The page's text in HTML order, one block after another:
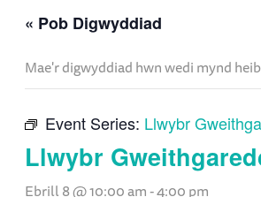
« Pob Digwyddiad
Mae'r digwyddiad hwn wedi mynd
Event Series: Llwybr
Llwybr
Ebrill 8 @ 10:00 am-4:00 pm